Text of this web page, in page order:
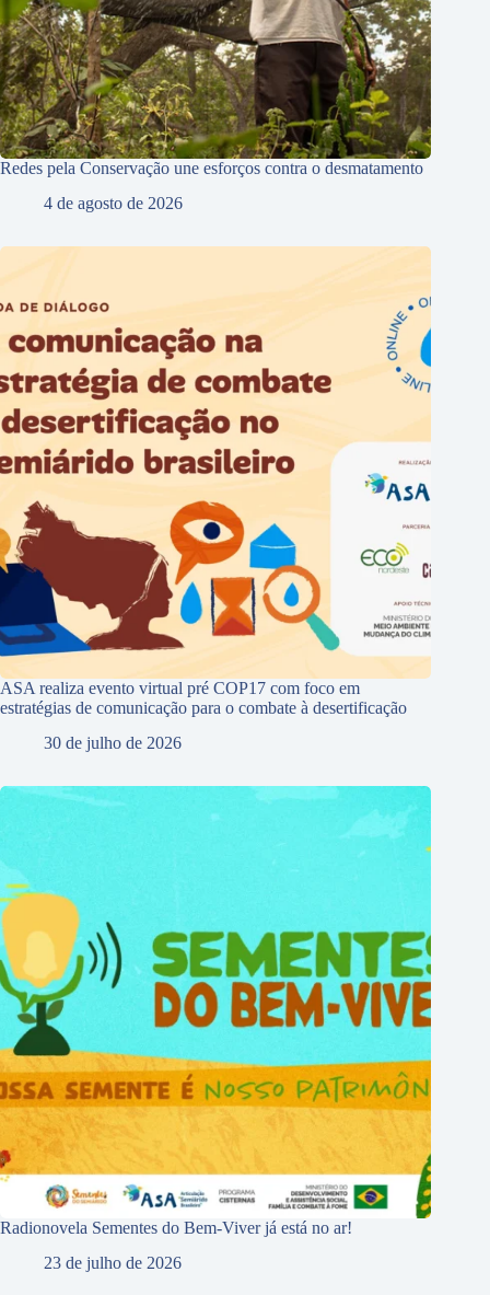
Redes pela Conservação une esforços contra o desmatamento
4 de agosto de 2026
ASA realiza evento virtual pré COP17 com foco em
estratégias de comunicação para o combate à desertificação
30 de julho de 2026
Radionovela Sementes do Bem-Viver já está no ar!
23 de julho de 2026